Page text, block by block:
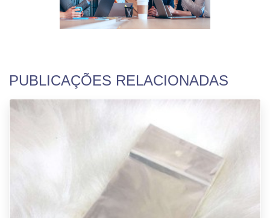
PUBLICAÇÕES RELACIONADAS